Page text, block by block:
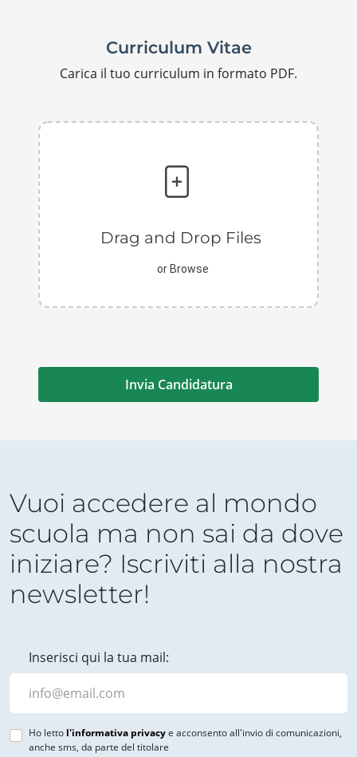
Curriculum Vitae
Carica il tuo curriculum in formato PDF.
Vuoi accedere al mondo
scuola ma non sai da dove
iniziare? Iscriviti alla nostra
newsletter!
Inserisci qui la tua mail:
Ho letto l'informativa privacye acconsento all'invio di comunicazioni,
anche sms, da parte del titolare